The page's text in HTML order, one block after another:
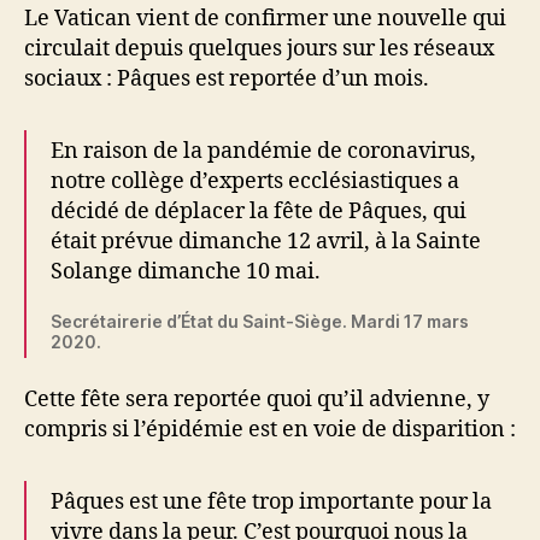
Le Vatican vient de confirmer une nouvelle qui
circulait depuis quelques jours sur les réseaux
sociaux : Pâques est reportée d’un mois.
En raison de la pandémie de coronavirus,
notre collège d’experts ecclésiastiques a
décidé de déplacer la fête de Pâques, qui
était prévue dimanche 12 avril, à la Sainte
Solange dimanche 10 mai.
Secrétairerie d’État du Saint-Siège. Mardi 17 mars
2020.
Cette fête sera reportée quoi qu’il advienne, y
compris si l’épidémie est en voie de disparition :
Pâques est une fête trop importante pour la
vivre dans la peur. C’est pourquoi nous la